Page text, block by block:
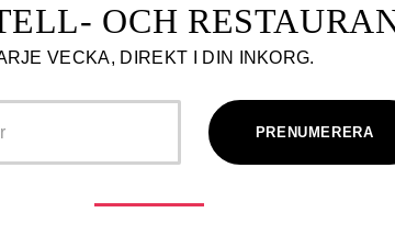
OCH
VECKA, DIREKT I DIN INKORG.